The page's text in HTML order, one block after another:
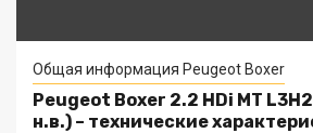
Общая информация Peugeot Boxer
Peugeot Boxer 2.2 HDi MT
н.в.) – технические